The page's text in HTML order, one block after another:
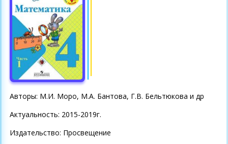
Авторы: М.И. Моро, М.А. Бантова, Г.В. Бельтюкова и др
Актуальность: 2015-2019г.
Издательство: Просвещение